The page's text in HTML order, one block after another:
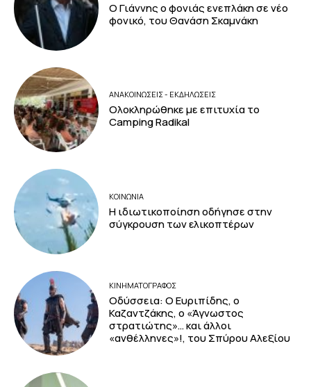
Ο Γιάννης ο φονιάς ενεπλάκη σε νέο
φονικό, του Θανάση Σκαμνάκη
ΑΝΑΚΟΙΝΩΣΕΙΣ - ΕΚΔΗΛΩΣΕΙΣ
Ολοκληρώθηκε με επιτυχία το
Camping Radikal
ΚΟΙΝΩΝΙΑ
Η ιδιωτικοποίηση οδήγησε στην
σύγκρουση των ελικοπτέρων
ΚΙΝΗΜΑΤΟΓΡΆΦΟΣ
Οδύσσεια: Ο Ευριπίδης, ο
Καζαντζάκης, ο «Άγνωστος
στρατιώτης»… και άλλοι
«ανθέλληνες»!, του Σπύρου Αλεξίου